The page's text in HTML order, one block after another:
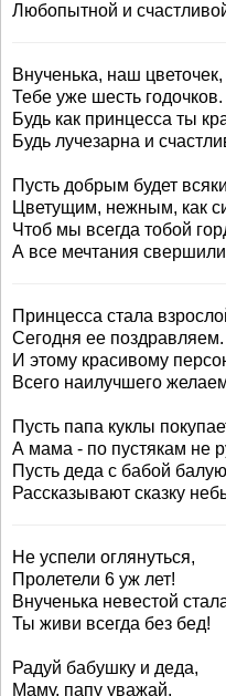
Любопытной и
Внученька, наш цветочек,
Тебе уже шесть годочков.
Будь как принцесса ты
Будь лучезарна и
Пусть добрым будет
Цветущим, нежным, как
Чтоб мы всегда тобой
А все мечтания
Принцесса стала
Сегодня ее поздравляем.
И этому красивому
Всего наилучшего
Пусть папа куклы
А мама - по пустякам не
Пусть деда с бабой
Рассказывают сказку
Не успели оглянуться,
Пролетели 6 уж лет!
Внученька невестой
Ты живи всегда без бед!
Радуй бабушку и деда,
Маму, папу уважай,